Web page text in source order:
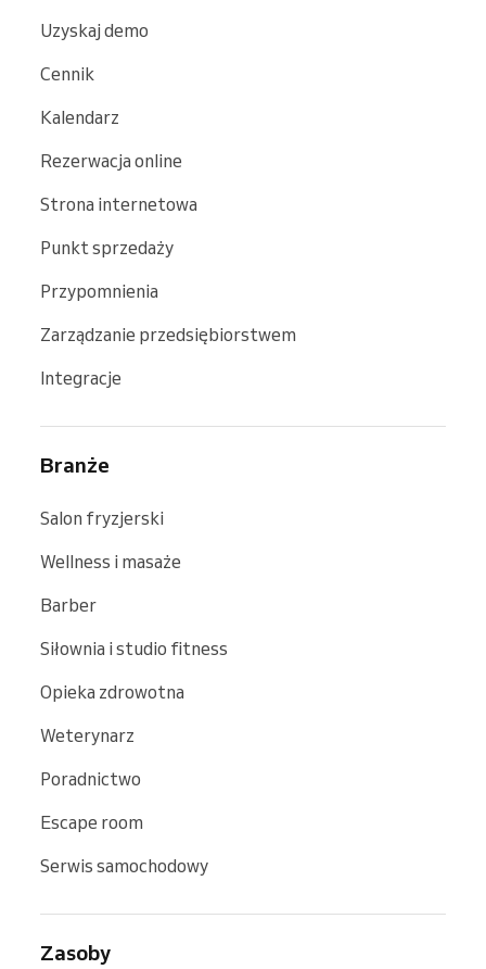
Uzyskaj demo
Cennik
Kalendarz
Rezerwacja online
Strona internetowa
Punkt sprzedaży
Przypomnienia
Zarządzanie przedsiębiorstwem
Integracje
Branże
Salon fryzjerski
Wellness i masaże
Barber
Siłownia i studio fitness
Opieka zdrowotna
Weterynarz
Poradnictwo
Escape room
Serwis samochodowy
Zasoby